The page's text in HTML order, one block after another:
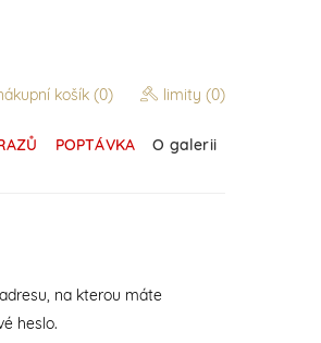
košík (0) limity (0)
POPTÁVKA O galerii
na kterou máte
heslo.